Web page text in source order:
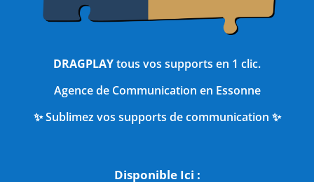
DRAGPLAYtous vos supports en 1 clic.
Agence de Communication en Essonne
✨ Sublimez vos supports de communication ✨
Disponible Ici :